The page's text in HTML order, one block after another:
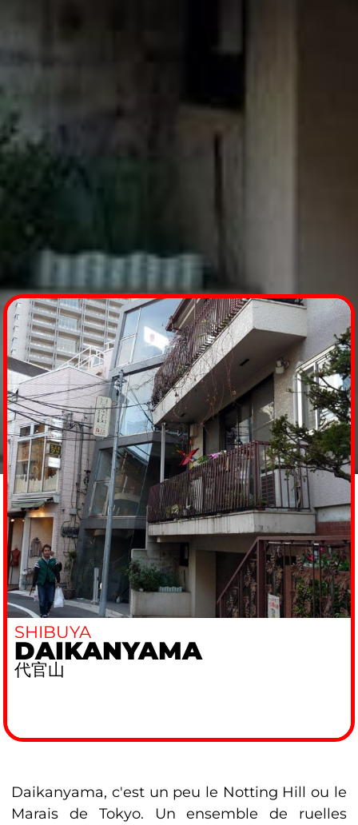
SHIBUYA
DAIKANYAMA
代官山
Daikanyama, c'est un peu le Notting Hill ou le
Marais de Tokyo. Un ensemble de ruelles